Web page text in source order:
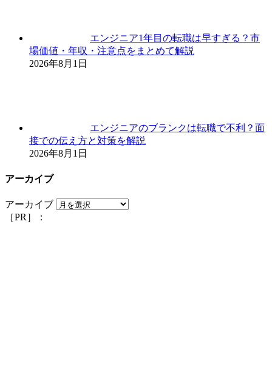
エンジニア1年目の転職は早すぎる？市
場価値・年収・注意点をまとめて解説
2026年8月1日
エンジニアのブランクは転職で不利？面
接での伝え方と対策を解説
2026年8月1日
アーカイブ
アーカイブ
［PR］：